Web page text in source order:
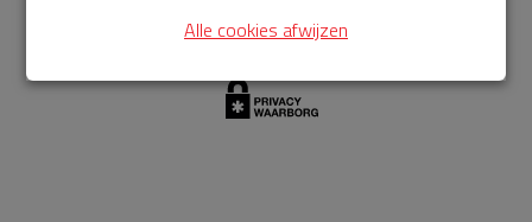
Alle cookies afwijzen